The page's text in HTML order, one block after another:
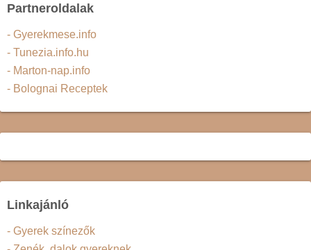
Partneroldalak
- Gyerekmese.info
- Tunezia.info.hu
- Marton-nap.info
- Bolognai Receptek
Linkajánló
- Gyerek színezők